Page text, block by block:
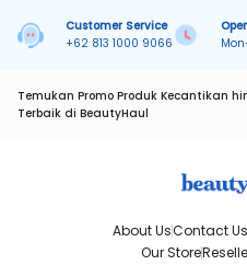
Customer Service
+62 813 1000 9066
Temukan Promo Produk Kecantikan
Terbaik di BeautyHaul
About UsContact Us
Our Store